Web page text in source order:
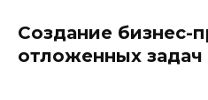
Создание бизнес-
отложенных задач